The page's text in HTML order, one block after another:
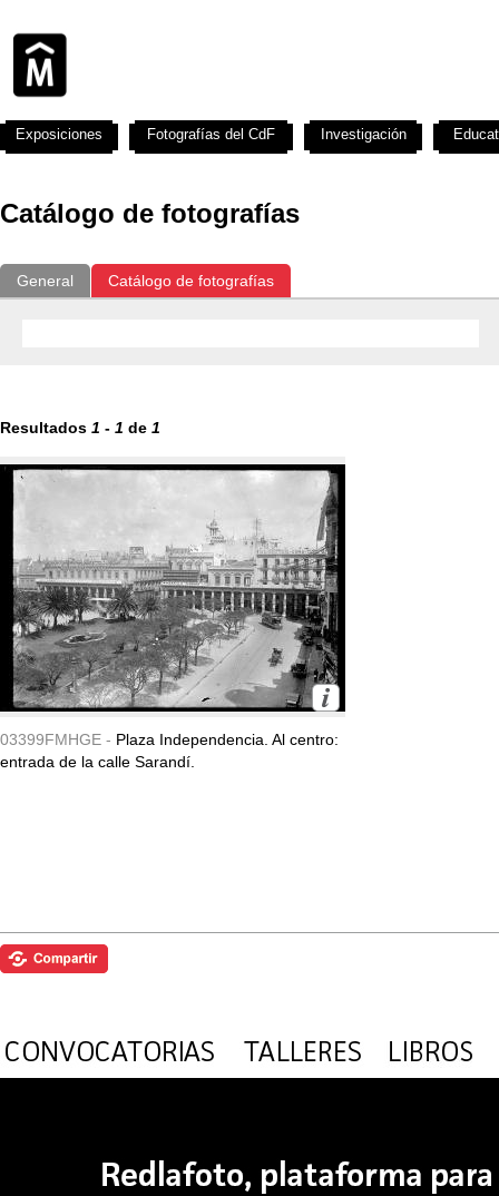
Catálogo de fotografías
General Catálogo de fotografías
Resultados 1 - 1 de 1
03399FMHGE - Plaza Independencia. Al centro:
entrada de la calle Sarandí.
Exposiciones Fotografías del CdF Investigación